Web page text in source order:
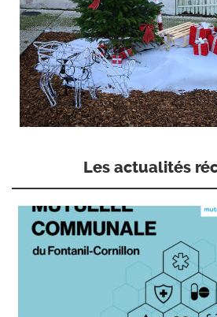
Les actualités